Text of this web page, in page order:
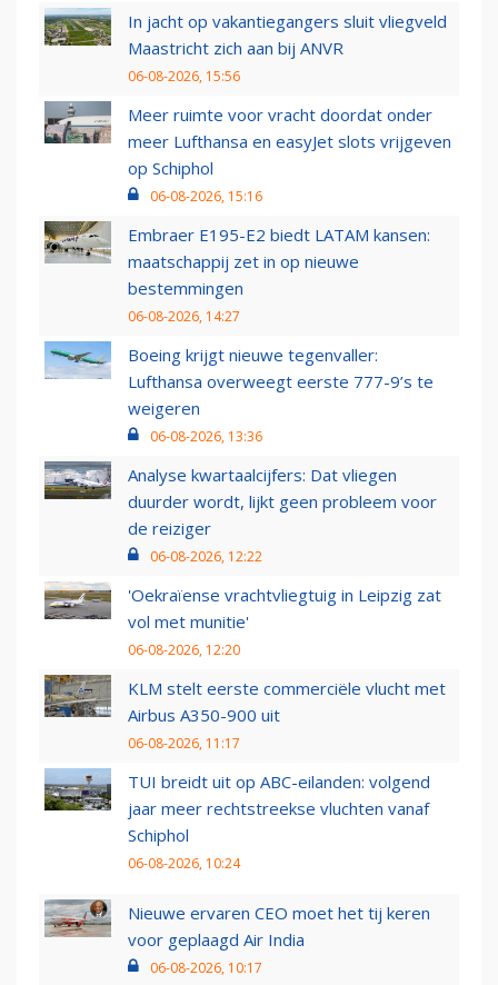
In jacht op vakantiegangers sluit vliegveld
Maastricht zich aan bij ANVR
06-08-2026, 15:56
Meer ruimte voor vracht doordat onder
meer Lufthansa en easyJet slots vrijgeven
op Schiphol
06-08-2026, 15:16
Embraer E195-E2 biedt LATAM kansen:
maatschappij zet in op nieuwe
bestemmingen
06-08-2026, 14:27
Boeing krijgt nieuwe tegenvaller:
Lufthansa overweegt eerste 777-9’s te
weigeren
06-08-2026, 13:36
Analyse kwartaalcijfers: Dat vliegen
duurder wordt, lijkt geen probleem voor
de reiziger
06-08-2026, 12:22
'Oekraïense vrachtvliegtuig in Leipzig zat
vol met munitie'
06-08-2026, 12:20
KLM stelt eerste commerciële vlucht met
Airbus A350-900 uit
06-08-2026, 11:17
TUI breidt uit op ABC-eilanden: volgend
jaar meer rechtstreekse vluchten vanaf
Schiphol
06-08-2026, 10:24
Nieuwe ervaren CEO moet het tij keren
voor geplaagd Air India
06-08-2026, 10:17